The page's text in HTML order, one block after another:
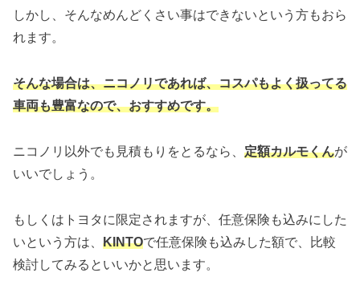
しかし、そんなめんどくさい事はできないという方もおら
れます。
そんな場合は、ニコノリであれば、コスパもよく扱ってる
車両も豊富なので、おすすめです。
ニコノリ以外でも見積もりをとるなら、 定額カルモくんが
いいでしょう。
もしくはトヨタに限定されますが、任意保険も込みにした
いという方は、 KINTOで任意保険も込みした額で、比較
検討してみるといいかと思います。